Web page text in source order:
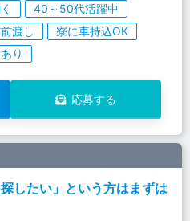
40～50代活躍中
渡し
寮に車持込OK
り
応募する
したい」という方はまずは